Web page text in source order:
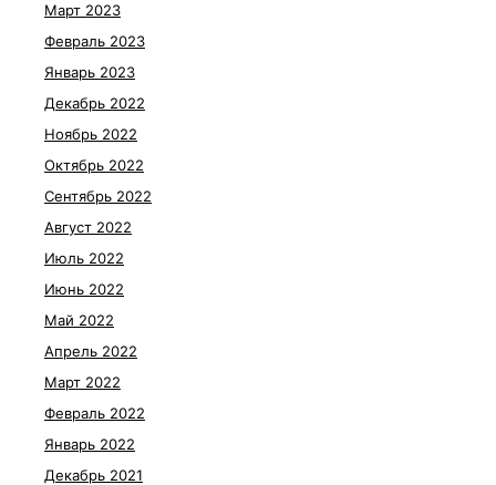
Март 2023
Февраль 2023
Январь 2023
Декабрь 2022
Ноябрь 2022
Октябрь 2022
Сентябрь 2022
Август 2022
Июль 2022
Июнь 2022
Май 2022
Апрель 2022
Март 2022
Февраль 2022
Январь 2022
Декабрь 2021